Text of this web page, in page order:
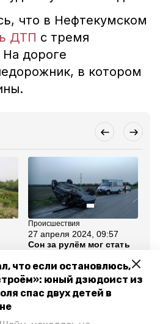
что если остановлюсь,
юный дзюдоист из
спас двух детей в
что в Нефтекумском
ДТП с тремя
дороге
в котором
Происшествия
27 апреля 2024, 09:57
Сон за рулём мог стать
Ипатовском округе